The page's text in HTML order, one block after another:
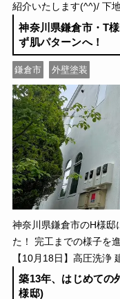
紹介いたします(^^)/ 下
周りを囲むように足場
神奈川県鎌倉市・T
ず肌パターンへ！
鎌倉市 外壁塗装
神奈川県鎌倉市のH様邸
た！ 完工までの様子を
【10月18日】高圧洗浄
ケ、チョーキングの粉
築13年、はじめての
様邸)